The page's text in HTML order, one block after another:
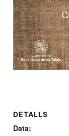
DETALLS
Data: